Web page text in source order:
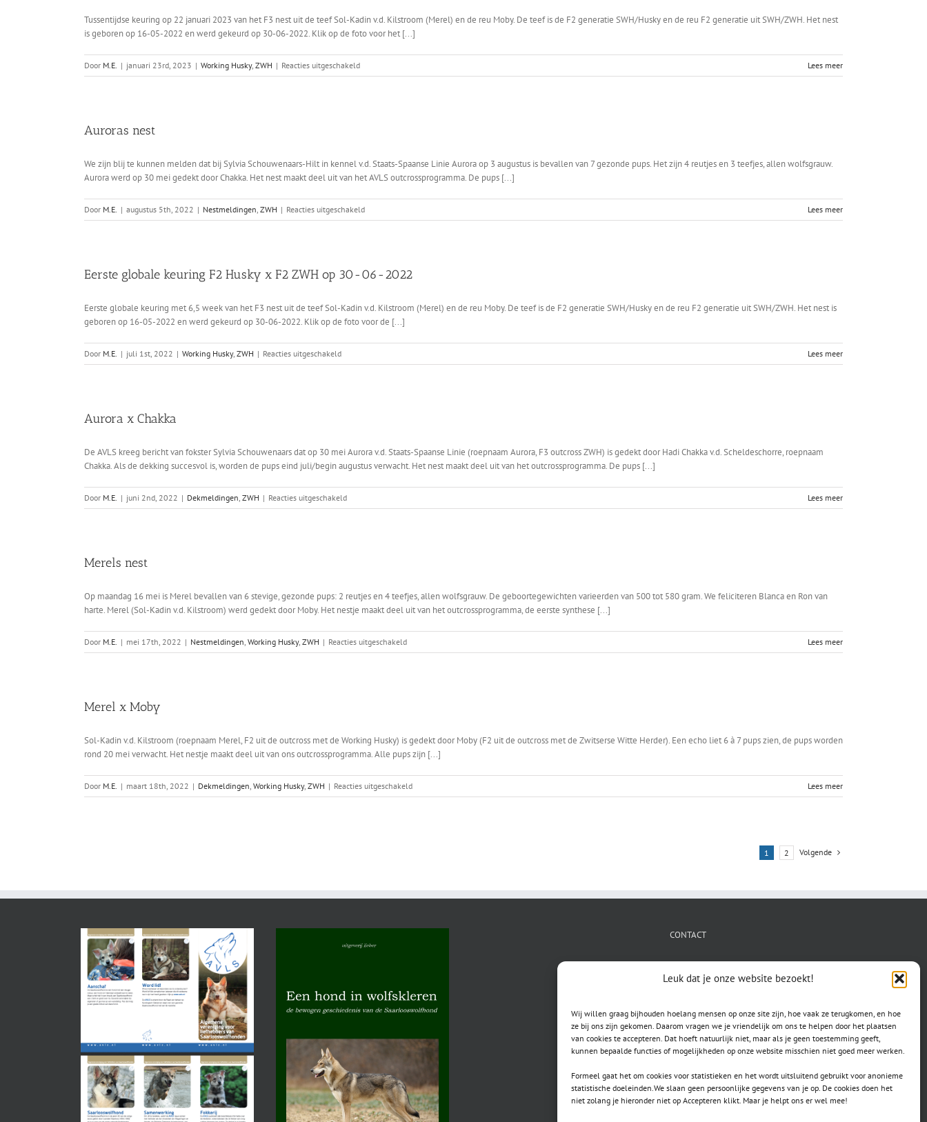
Leuk dat je onze website bezoekt!
Wij willen graag bijhouden hoelang mensen op onze site zijn, hoe vaak ze terugkomen, en hoe
ze bij ons zijn gekomen. Daarom vragen we je vriendelijk om ons te helpen door het plaatsen
van cookies te accepteren. Dat hoeft natuurlijk niet, maar als je geen toestemming geeft,
kunnen bepaalde functies of mogelijkheden op onze website misschien niet goed meer werken.
Formeel gaat het om cookies voor statistieken en het wordt uitsluitend gebruikt voor anonieme
statistische doeleinden.We slaan geen persoonlijke gegevens van je op. De cookies doen het
niet zolang je hieronder niet op Accepteren klikt. Maar je helpt ons er wel mee!
Tussentijdse keuring op 22 januari 2023 van het F3 nest uit de teef Sol-Kadin v.d. Kilstroom (Merel) en de reu Moby. De teef is de F2 generatie SWH/Husky en de reu F2 generatie uit SWH/ZWH. Het nest
is geboren op 16-05-2022 en werd gekeurd op 30-06-2022. Klik op de foto voor het [...]
Door M.E. | januari 23rd, 2023 | Working Husky, ZWH | Reacties uitgeschakeldvoor
Tussentijdse
ZWH
op
01-
Lees meer
Auroras nest
We zijn blij te kunnen melden dat bij Sylvia Schouwenaars-Hilt in kennel v.d. Staats-Spaanse Linie Aurora op 3 augustus is bevallen van 7 gezonde pups. Het zijn 4 reutjes en 3 teefjes, allen wolfsgrauw.
Aurora werd op 30 mei gedekt door Chakka. Het nest maakt deel uit van het AVLS outcrossprogramma. De pups [...]
Door M.E. | augustus 5th, 2022 | Nestmeldingen, ZWH | Reacties uitgeschakeldvoor
Auroras
Lees meer
Eerste globale keuring F2 Husky x F2 ZWH op 30-06-2022
Eerste globale keuring met 6,5 week van het F3 nest uit de teef Sol-Kadin v.d. Kilstroom (Merel) en de reu Moby. De teef is de F2 generatie SWH/Husky en de reu F2 generatie uit SWH/ZWH. Het nest is
geboren op 16-05-2022 en werd gekeurd op 30-06-2022. Klik op de foto voor de [...]
Door M.E. | juli 1st, 2022 | Working Husky, ZWH | Reacties uitgeschakeldvoor
Eerste
F2
ZWH
30-
Lees meer
Aurora x Chakka
De AVLS kreeg bericht van fokster Sylvia Schouwenaars dat op 30 mei Aurora v.d. Staats-Spaanse Linie (roepnaam Aurora, F3 outcross ZWH) is gedekt door Hadi Chakka v.d. Scheldeschorre, roepnaam
Chakka. Als de dekking succesvol is, worden de pups eind juli/begin augustus verwacht. Het nest maakt deel uit van het outcrossprogramma. De pups [...]
Door M.E. | juni 2nd, 2022 | Dekmeldingen, ZWH | Reacties uitgeschakeldvoor
Aurora
Lees meer
Merels nest
Op maandag 16 mei is Merel bevallen van 6 stevige, gezonde pups: 2 reutjes en 4 teefjes, allen wolfsgrauw. De geboortegewichten varieerden van 500 tot 580 gram. We feliciteren Blanca en Ron van
harte. Merel (Sol-Kadin v.d. Kilstroom) werd gedekt door Moby. Het nestje maakt deel uit van het outcrossprogramma, de eerste synthese [...]
Door M.E. | mei 17th, 2022 | Nestmeldingen, Working Husky, ZWH | Reacties uitgeschakeldvoor
Merels
Lees meer
Merel x Moby
Sol-Kadin v.d. Kilstroom (roepnaam Merel, F2 uit de outcross met de Working Husky) is gedekt door Moby (F2 uit de outcross met de Zwitserse Witte Herder). Een echo liet 6 à 7 pups zien, de pups worden
rond 20 mei verwacht. Het nestje maakt deel uit van ons outcrossprogramma. Alle pups zijn [...]
Door M.E. | maart 18th, 2022 | Dekmeldingen, Working Husky, ZWH | Reacties uitgeschakeldvoor
Merel
Lees meer
1 2 Volgende
CONTACT